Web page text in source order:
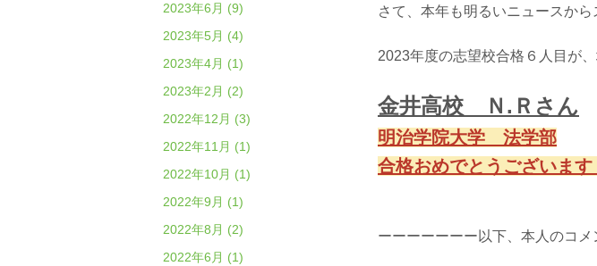
さて、本年も明るいニュースから
2023年度の志望校合格６人目が
金井高校 Ｎ.Ｒさん
明治学院大学 法学部
合格おめでとうございます
ーーーーーーー以下、本人のコ
2023年6月 (9)
2023年5月 (4)
2023年4月 (1)
2023年2月 (2)
2022年12月 (3)
2022年11月 (1)
2022年10月 (1)
2022年9月 (1)
2022年8月 (2)
2022年6月 (1)